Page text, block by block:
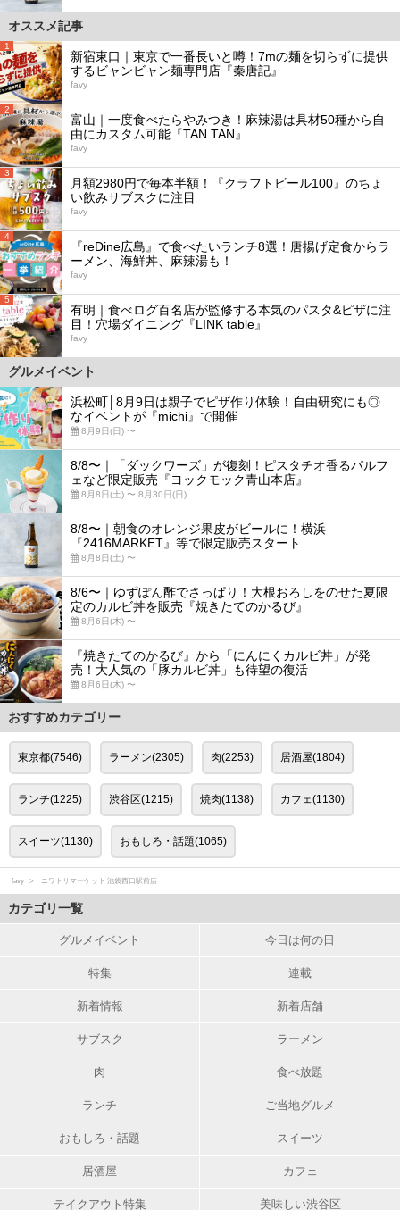
オススメ記事
1
新宿東口｜東京で一番長いと噂！7mの麺を切らずに提供
するビャンビャン麺専門店『秦唐記』
favy
2
富山｜一度食べたらやみつき！麻辣湯は具材50種から自
由にカスタム可能『TAN TAN』
favy
3
月額2980円で毎本半額！『クラフトビール100』のちょ
い飲みサブスクに注目
favy
4
『reDine広島』で食べたいランチ8選！唐揚げ定食からラ
ーメン、海鮮丼、麻辣湯も！
favy
5
有明｜食べログ百名店が監修する本気のパスタ&ピザに注
目！穴場ダイニング『LINK table』
favy
グルメイベント
浜松町│8月9日は親子でピザ作り体験！自由研究にも◎
なイベントが『michi』で開催
8月9日(日) 〜
8/8〜｜「ダックワーズ」が復刻！ピスタチオ香るパルフ
ェなど限定販売『ヨックモック青山本店』
8月8日(土) 〜 8月30日(日)
8/8〜｜朝食のオレンジ果皮がビールに！横浜
『2416MARKET』等で限定販売スタート
8月8日(土) 〜
8/6〜｜ゆずぽん酢でさっぱり！大根おろしをのせた夏限
定のカルビ丼を販売『焼きたてのかるび』
8月6日(木) 〜
『焼きたてのかるび』から「にんにくカルビ丼」が発
売！大人気の「豚カルビ丼」も待望の復活
8月6日(木) 〜
おすすめカテゴリー
東京都(7546) ラーメン(2305) 肉(2253) 居酒屋(1804)
ランチ(1225) 渋谷区(1215) 焼肉(1138) カフェ(1130)
スイーツ(1130) おもしろ・話題(1065)
favy ニワトリマーケット 池袋西口駅前店
カテゴリ一覧
グルメイベント 今日は何の日
特集 連載
新着情報 新着店舗
サブスク ラーメン
肉 食べ放題
ランチ ご当地グルメ
おもしろ・話題 スイーツ
居酒屋 カフェ
テイクアウト特集 美味しい渋谷区